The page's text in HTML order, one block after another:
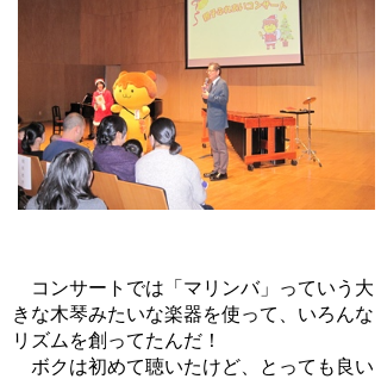
コンサートでは「マリンバ」っていう大
きな木琴みたいな楽器を使って、いろんな
リズムを創ってたんだ！
ボクは初めて聴いたけど、とっても良い